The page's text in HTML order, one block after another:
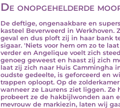
De onopgehelderde
De deftige, ongenaakbare en
kasteel Beverweerd in Werkhoven.
geval en dus ploft zij in haar bank
sigaar. 'Niets voor hem om zo te
verder en Angelique voelt zich
genoeg geweest en haast zij zich
laat zij zich naar Huis Cammingha
oudste gedeelte, is geforceerd en
trappen oploopt. Op de
wanneer ze Laurens ziet liggen.
probeert ze de hakbijlwonden aan
mevrouw de markiezin, laten wij